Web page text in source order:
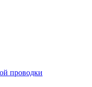
проводки